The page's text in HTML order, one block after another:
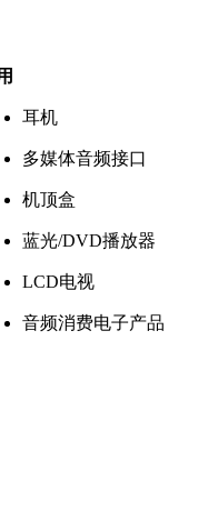
耳机
多媒体音频接口
机顶盒
蓝光/DVD播放器
LCD电视
音频消费电子产品